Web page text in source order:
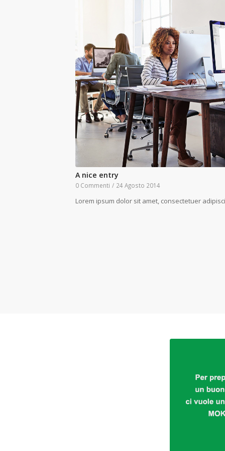
A nice entry
0 Commenti / 24 Agosto 2014
Lorem ipsum dolor sit amet, consectetuer